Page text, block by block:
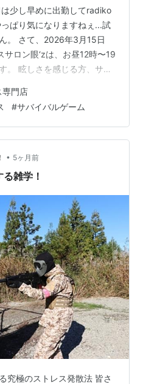
少し早めに出勤してradiko
ぱり気になりますねぇ...試
。 さて、2026年3月15日
ロン眼‘zは、お昼12時〜19
。 眩しさを感じる方、サン
ち申し上げます。 ご予約＆
強度数のサバイバルゲーム
ズを使用したプロテクトグ
た♪いつも有難う御座いま
任せください。 サバイバ…
専門店
#サバイバルゲーム
• 5ヶ月前
雑学！
究極のストレス発散法 皆さ